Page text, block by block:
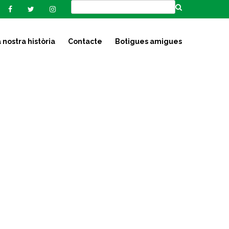
nostra història Contacte Botigues amigues